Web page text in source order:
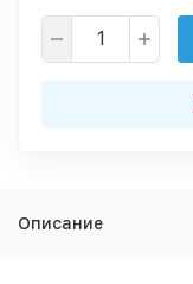
Описание